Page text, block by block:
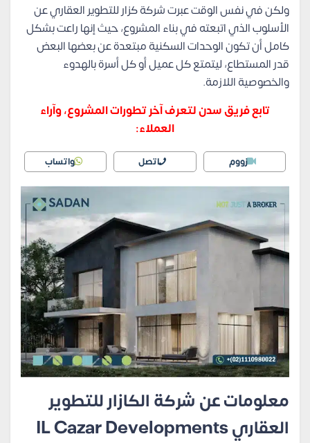
ولكن في نفس الوقت عبرت شركة كزار للتطوير العقاري عن
الأسلوب الذي اتبعته في بناء المشروع، حيث إنها راعت بشكل
كامل أن تكون الوحدات السكنية مبتعدة عن بعضها البعض
قدر المستطاع، ليتمتع كل عميل أو كل أسرة بالهدوء
والخصوصية اللازمة.
تابع فريق سدن لتعرف آخر تطورات المشروع، وآراء
العملاء:
زووم اتصل واتساب
معلومات عن شركة الكازار للتطوير
العقاري IL Cazar Developments